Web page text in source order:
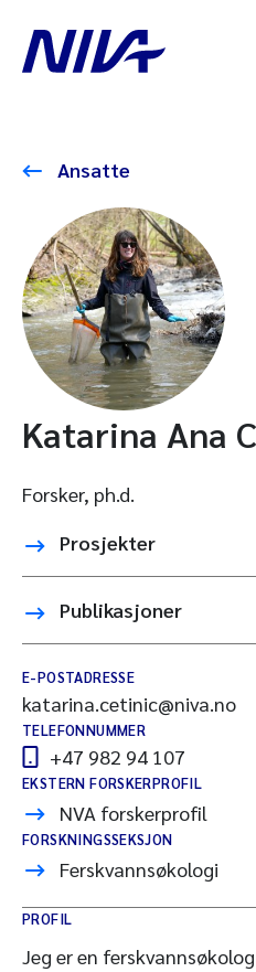
Ansatte
Katarina Ana
Forsker, ph.d.
Prosjekter
Publikasjoner
E-POSTADRESSE
katarina.cetinic@niva.no
TELEFONNUMMER
+47 982 94 107
EKSTERN FORSKERPROFIL
NVA forskerprofil
FORSKNINGSSEKSJON
Ferskvannsøkologi
PROFIL
Jeg er en